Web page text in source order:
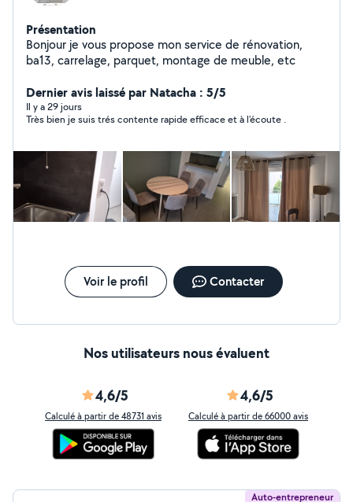
Présentation
Bonjour je vous propose mon service de rénovation,
ba13, carrelage, parquet, montage de meuble, etc
Dernier avis laissé par Natacha : 5/5
Il y a 29 jours
Très bien je suis trés contente rapide efficace et à l'écoute .
Voir le profil Contacter
Nos utilisateurs nous évaluent
4,6/5
Calculé à partir de 48731 avis
4,6/5
Calculé à partir de 66000 avis
Auto-entrepreneur